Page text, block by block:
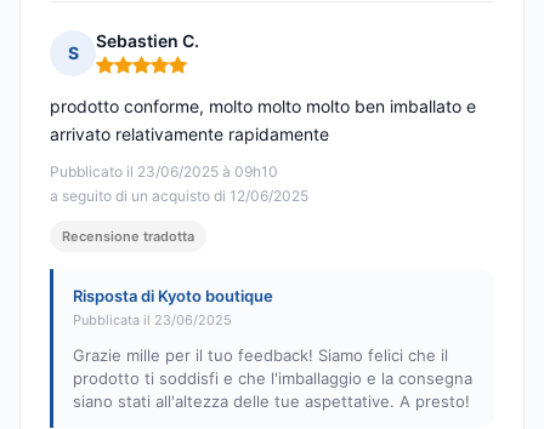
S
Sebastien C.
Nota: 5 su 5
Pubblicato il 23/06/2025 à 09h10
a seguito di un acquisto di 12/06/2025
prodotto conforme, molto molto molto ben imballato e
arrivato relativamente rapidamente
Recensione tradotta
Risposta di Kyoto boutique
Pubblicata il 23/06/2025
Grazie mille per il tuo feedback! Siamo felici che il
prodotto ti soddisfi e che l'imballaggio e la consegna
siano stati all'altezza delle tue aspettative. A presto!